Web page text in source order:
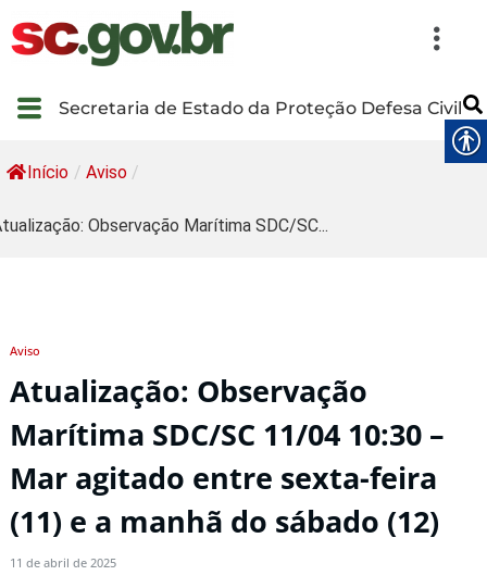
Secretaria de Estado da Proteção Defesa Civil
Início / Aviso /
Observação Marítima SDC/SC...
Aviso
Atualização: Observação
Marítima SDC/SC 11/04 10:30 –
Mar agitado entre sexta-feira
(11) e a manhã do sábado (12)
11 de abril de 2025